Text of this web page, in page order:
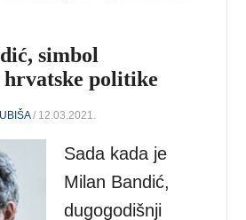
simbol
politike
/ 12.03.2021.
Sada kada je
Milan Bandić,
dugogodišnji